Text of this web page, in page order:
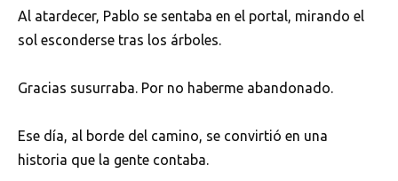
Al atardecer, Pablo se sentaba en el portal, mirando el
sol esconderse tras los árboles.
Gracias susurraba. Por no haberme abandonado.
Ese día, al borde del camino, se convirtió en una
historia que la gente contaba.